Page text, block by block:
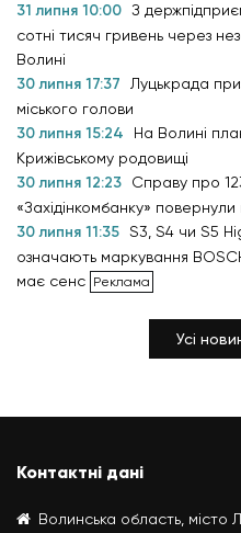
31 липня 10:00 З
сотні тисяч гривень через
Волині
30 липня 17:37
Луцькрада
міського голови
30 липня 15:24
На Волині
Крижівському родовищі
30 липня 12:23
Справу про
«Західінкомбанку»
30 липня 11:35 S3, S4 чи S5
означають маркування
має сенс
Усі
Контактні дані
Волинська область, місто